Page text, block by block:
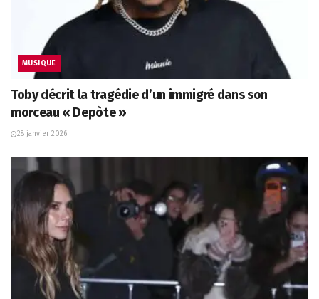
MUSIQUE
Toby décrit la tragédie d’un immigré dans son
morceau « Depòte »
28 janvier 2026